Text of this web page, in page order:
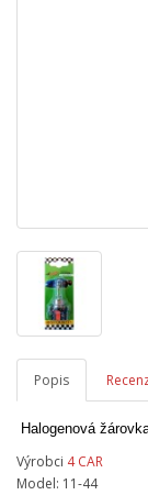
Popis
Halogenová
Výrobci 4 CAR
Model: 11-44